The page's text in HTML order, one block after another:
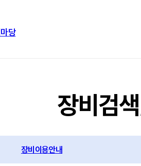
당
장비검
장비이용안내